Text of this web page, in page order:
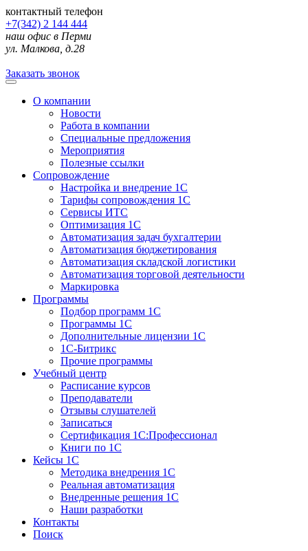
контактный телефон
+7(342) 2 144 444
наш офис в Перми
ул. Малкова, д.28
Заказать звонок
О компании
Новости
Работа в компании
Специальные предложения
Мероприятия
Полезные ссылки
Сопровождение
Настройка и внедрение 1С
Тарифы сопровождения 1С
Сервисы ИТС
Оптимизация 1С
Автоматизация задач бухгалтерии
Автоматизация бюджетирования
Автоматизация складской логистики
Автоматизация торговой деятельности
Маркировка
Программы
Подбор программ 1С
Программы 1С
Дополнительные лицензии 1С
1С-Битрикс
Прочие программы
Учебный центр
Расписание курсов
Преподаватели
Отзывы слушателей
Записаться
Сертификация 1С:Профессионал
Книги по 1С
Кейсы 1С
Методика внедрения 1С
Реальная автоматизация
Внедренные решения 1С
Наши разработки
Контакты
Поиск